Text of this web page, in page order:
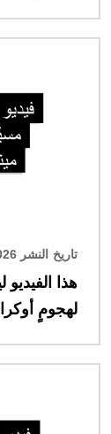
تاريخ النشر 30/07/2026 الساعة 13:56
هذا
لهجومٍ